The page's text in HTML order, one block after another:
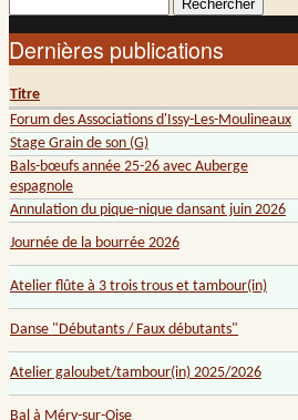
Formulaire de recherche
Dernières publications
Titre
Forum des Associations d'Issy-Les-Moulineaux
Stage Grain de son (G)
Bals-bœufs année 25-26 avec Auberge
espagnole
Annulation du pique-nique dansant juin 2026
Journée de la bourrée 2026
Atelier flûte à 3 trois trous et tambour(in)
Danse "Débutants / Faux débutants"
Atelier galoubet/tambour(in) 2025/2026
Bal à Méry-sur-Oise